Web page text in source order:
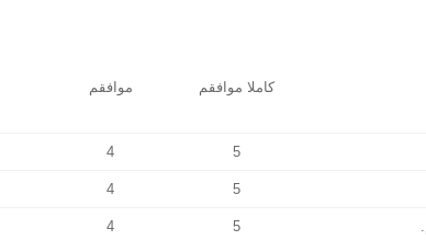
کاملا موافقم موافقم
5
4
5
4
5
4